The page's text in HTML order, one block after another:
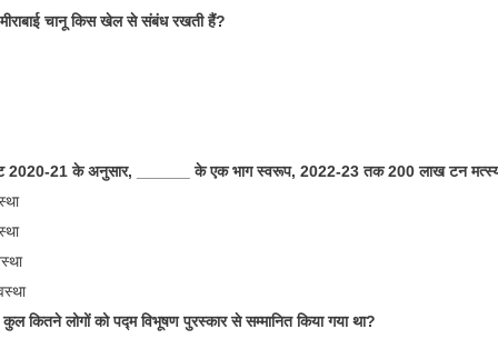
चानू किस खेल से संबंध रखती हैं?
21 के अनुसार, ______ के एक भाग स्वरूप, 2022-23 तक 200 लाख टन मत्स्य
लोगों को पद्म विभूषण पुरस्कार से सम्मानित किया गया था?